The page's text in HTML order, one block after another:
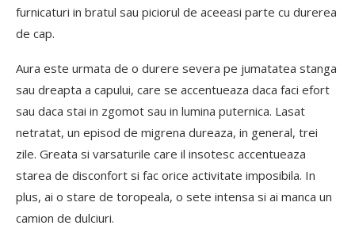
furnicaturi in bratul sau piciorul de aceeasi parte cu durerea
de cap.
Aura este urmata de o durere severa pe jumatatea stanga
sau dreapta a capului, care se accentueaza daca faci efort
sau daca stai in zgomot sau in lumina puternica. Lasat
netratat, un episod de migrena dureaza, in general, trei
zile. Greata si varsaturile care il insotesc accentueaza
starea de disconfort si fac orice activitate imposibila. In
plus, ai o stare de toropeala, o sete intensa si ai manca un
camion de dulciuri.